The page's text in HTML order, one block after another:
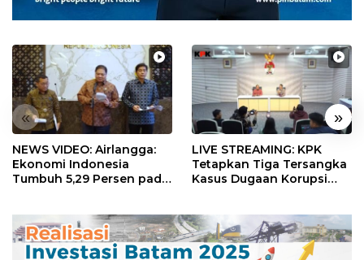
« »
NEWS VIDEO: Airlangga:
Ekonomi Indonesia
Tumbuh 5,29 Persen pada
LIVE STREAMING: KPK
Tetapkan Tiga Tersangka
Kasus Dugaan Korupsi